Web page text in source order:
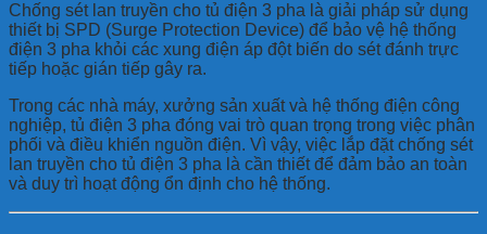
Chống sét lan truyền cho tủ điện 3 pha là giải pháp sử dụng
thiết bị SPD (Surge Protection Device) để bảo vệ hệ thống
điện 3 pha khỏi các xung điện áp đột biến do sét đánh trực
tiếp hoặc gián tiếp gây ra.
Trong các nhà máy, xưởng sản xuất và hệ thống điện công
nghiệp, tủ điện 3 pha đóng vai trò quan trọng trong việc phân
phối và điều khiển nguồn điện. Vì vậy, việc lắp đặt chống sét
lan truyền cho tủ điện 3 pha là cần thiết để đảm bảo an toàn
và duy trì hoạt động ổn định cho hệ thống.